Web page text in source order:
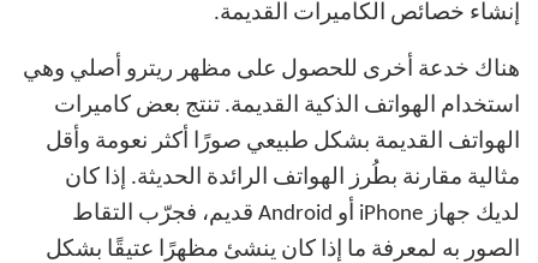
إنشاء خصائص الكاميرات القديمة.
هناك خدعة أخرى للحصول على مظهر ريترو أصلي وهي
استخدام الهواتف الذكية القديمة. تنتج بعض كاميرات
الهواتف القديمة بشكل طبيعي صورًا أكثر نعومة وأقل
مثالية مقارنة بطُرز الهواتف الرائدة الحديثة. إذا كان
لديك جهاز iPhone أو Android قديم، فجرّب التقاط
الصور به لمعرفة ما إذا كان ينشئ مظهرًا عتيقًا بشكل